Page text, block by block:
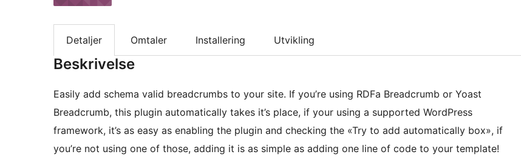
Detaljer Omtaler Installering Utvikling
Beskrivelse
Easily add schema valid breadcrumbs to your site. If you’re using RDFa Breadcrumb or Yoast
Breadcrumb, this plugin automatically takes it’s place, if your using a supported WordPress
framework, it’s as easy as enabling the plugin and checking the «Try to add automatically box», if
you’re not using one of those, adding it is as simple as adding one line of code to your template!